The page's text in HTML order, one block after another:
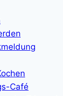
Café